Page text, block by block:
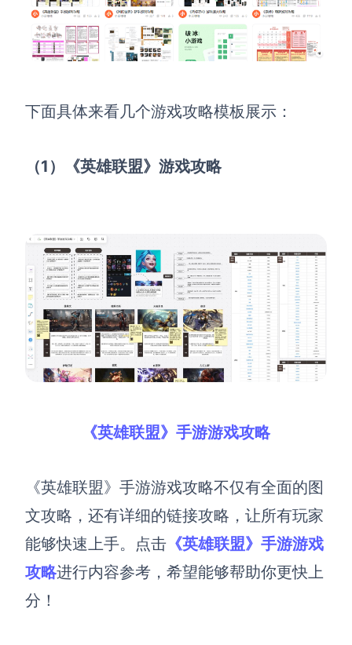
AI生成思维导图
AI生成流程图
AI生成鱼骨图
AI生成组织结构图
战略与流程设计
AI生成商业画布
AI生成PEST分析
AI生成平衡计分卡
AI生成价值链
数据分析与策略
AI生成用户画像
AI生成Smart分析
AI生成波特五力模型
AI生成竞品分析
AI生成安索夫矩阵
AI生成Grow模型
AI生成AARRR模型
智能创作
AI生成PPT
AI生成图片
AI对话
下面具体来看几个游戏攻略模板展示：
（1）《英雄联盟》游戏攻略
《英雄联盟》手游游戏攻略
《英雄联盟》手游游戏攻略不仅有全面的图
文攻略，还有详细的链接攻略，让所有玩家
能够快速上手。点击 《英雄联盟》手游游戏
攻略进行内容参考，希望能够帮助你更快上
分！